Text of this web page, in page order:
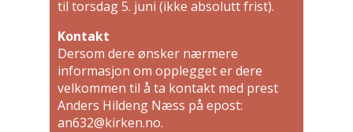
til torsdag 5. juni (ikke absolutt frist).
Kontakt
Dersom dere ønsker nærmere
informasjon om opplegget er dere
velkommen til å ta kontakt med prest
Anders Hildeng Næss på epost:
an632@kirken.no.